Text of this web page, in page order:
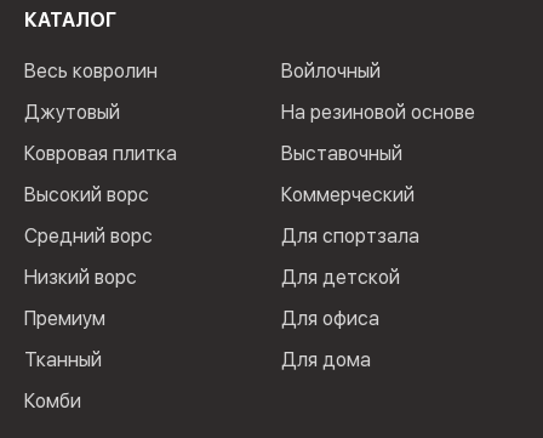
КАТАЛОГ
Весь ковролин
Джутовый
Ковровая плитка
Высокий ворс
Средний ворс
Низкий ворс
Премиум
Тканный
Комби
Войлочный
На резиновой основе
Выставочный
Коммерческий
Для спортзала
Для детской
Для офиса
Для дома